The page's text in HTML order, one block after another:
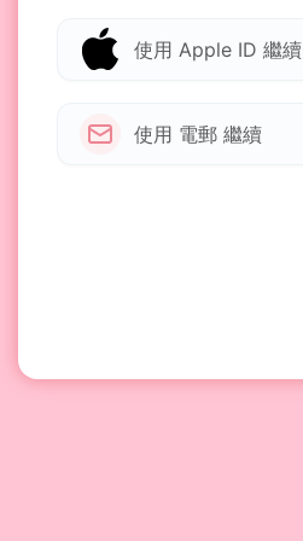
使用 Apple ID 繼續
使用 電郵 繼續